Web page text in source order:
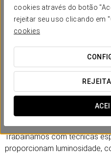
cookies através do botão
rejeitar seu uso clicando em
cookies
145€
Vitamina C da
Ofereça a si mesmo o alívio
Deixe para trás as pressas, a
Desfrute de um tratamento
para reafirmar, iluminar e
C da Natura Bissé.
Trabalhamos com técnicas
proporcionam luminosidade,